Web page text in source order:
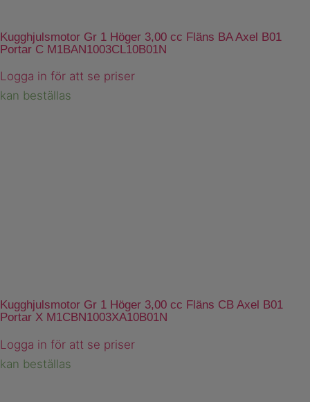
Kugghjulsmotor Gr 1 Höger 3,00 cc Fläns BA Axel B01
Portar C M1BAN1003CL10B01N
Logga in för att se priser
kan beställas
Kugghjulsmotor Gr 1 Höger 3,00 cc Fläns CB Axel B01
Portar X M1CBN1003XA10B01N
Logga in för att se priser
kan beställas